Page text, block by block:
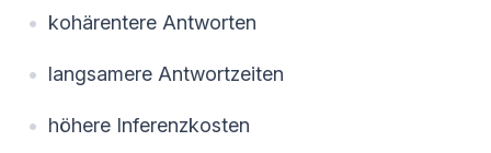
kohärentere Antworten
langsamere Antwortzeiten
höhere Inferenzkosten